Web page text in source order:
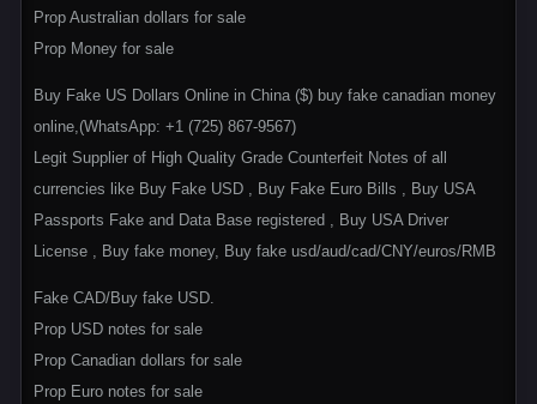
Prop Australian dollars for sale
Prop Money for sale
Buy Fake US Dollars Online in China ($) buy fake canadian money
online,(WhatsApp: +1 (725) 867-9567)
Legit Supplier of High Quality Grade Counterfeit Notes of all
currencies like Buy Fake USD , Buy Fake Euro Bills , Buy USA
Passports Fake and Data Base registered , Buy USA Driver
License , Buy fake money, Buy fake usd/aud/cad/CNY/euros/RMB
Fake CAD/Buy fake USD.
Prop USD notes for sale
Prop Canadian dollars for sale
Prop Euro notes for sale